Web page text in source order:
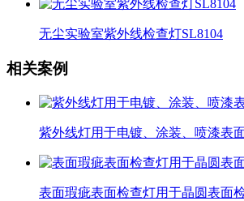
无尘实验室紫外线检查灯SL8104
相关案例
紫外线灯用于电镀、涂装、喷漆表
表面瑕疵表面检查灯用于晶圆表面